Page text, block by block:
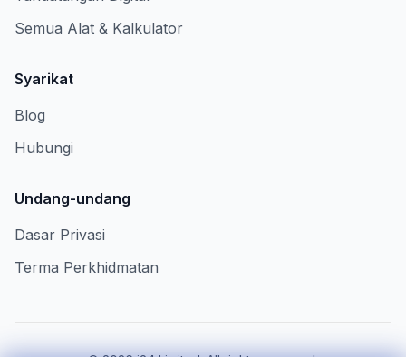
Semua Alat & Kalkulator
Syarikat
Blog
Hubungi
Undang-undang
Dasar Privasi
Terma Perkhidmatan